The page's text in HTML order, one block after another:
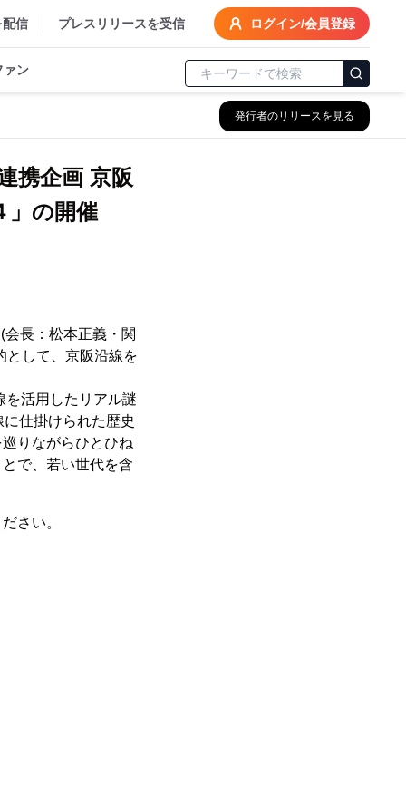
配信 プレスリリースを受信 ログイン/会員登録
ァン
発行者のリリースを見る
携企画 京阪
」の開催
長：松本正義・関
として、京阪沿線を
を活用したリアル謎
仕掛けられた歴史
りながらひとひね
で、若い世代を含
さい。